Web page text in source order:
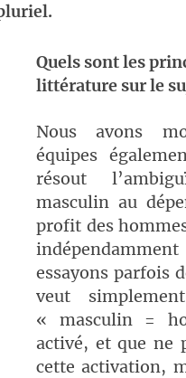
Quels sont les
littérature sur le
Nous avons
équipes
résout
masculin au
profit des
essayons parfois
veut
« masculin =
activé, et que ne
cette activation,